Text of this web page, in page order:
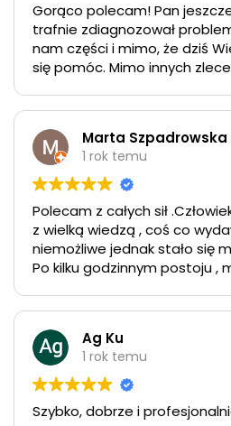
Gorąco polecam! Pan
trafnie zdiagnozował
nam części i mimo, że dziś
się pomóc. Mimo innych
z włochem:) do tego
podczas naprawy i bardzo
osobista. Oby więcej tak
jeszcze raz bezpiecznej
Pozdrowienia Weronika
Marta Szpadrowska
1 rok temu
Polecam z całych sił
z wielką wiedzą , coś co
niemożliwe jednak stało się
Po kilku godzinnym postoju ,
nam numer telefonu , nie
, ale bardzo dziękujemy za
Ag Ku
1 rok temu
Szybko, dobrze i